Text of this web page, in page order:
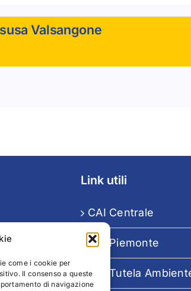
come i cookie per
Il consenso a queste
di navigazione
Valsangone
Link utili
CAI Centrale
CAI Piemonte
CAI Tutela